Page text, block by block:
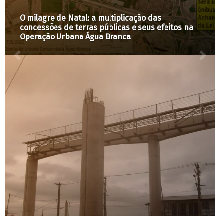
O milagre de Natal: a multiplicação das
concessões de terras públicas e seus efeitos na
Operação Urbana Água Branca